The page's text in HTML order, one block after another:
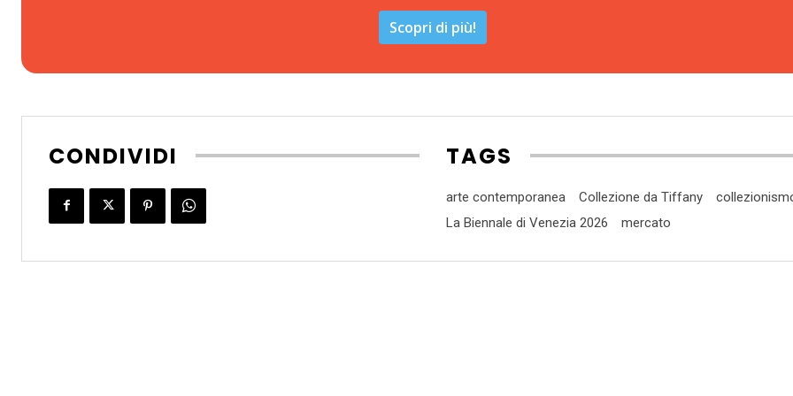
Scopri di più!
CONDIVIDI TAGS
arte contemporanea Collezione da Tiffany
La Biennale di Venezia 2026
mercato